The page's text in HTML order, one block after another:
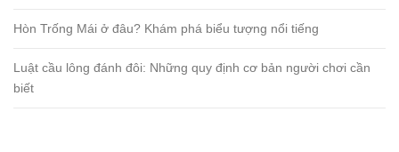
Hòn Trống Mái ở đâu? Khám phá biểu tượng nổi tiếng
Luật cầu lông đánh đôi: Những quy định cơ bản người chơi cần
biết